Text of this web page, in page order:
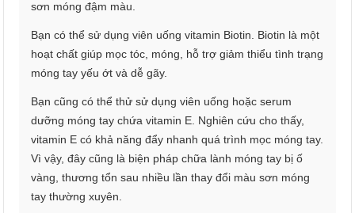
sơn móng đậm màu.
Bạn có thể sử dụng viên uống vitamin Biotin. Biotin là một
hoạt chất giúp mọc tóc, móng, hỗ trợ giảm thiểu tình trạng
móng tay yếu ớt và dễ gãy.
Bạn cũng có thể thử sử dụng viên uống hoặc serum
dưỡng móng tay chứa vitamin E. Nghiên cứu cho thấy,
vitamin E có khả năng đẩy nhanh quá trình mọc móng tay.
Vì vậy, đây cũng là biện pháp chữa lành móng tay bị ố
vàng, thương tổn sau nhiều lần thay đổi màu sơn móng
tay thường xuyên.